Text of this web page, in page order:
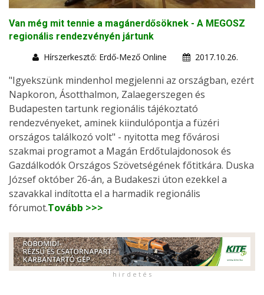
Van még mit tennie a magánerdősöknek - A MEGOSZ
regionális rendezvényén jártunk
Hírszerkesztő: Erdő-Mező Online
2017.10.26.
"Igyekszünk mindenhol megjelenni az országban, ezért
Napkoron, Ásotthalmon, Zalaegerszegen és
Budapesten tartunk regionális tájékoztató
rendezvényeket, aminek kiindulópontja a füzéri
országos találkozó volt" - nyitotta meg fővárosi
szakmai programot a Magán Erdőtulajdonosok és
Gazdálkodók Országos Szövetségének főtitkára. Duska
József október 26-án, a Budakeszi úton ezekkel a
szavakkal indította el a harmadik regionális
fórumot.Tovább >>>
h i r d e t é s